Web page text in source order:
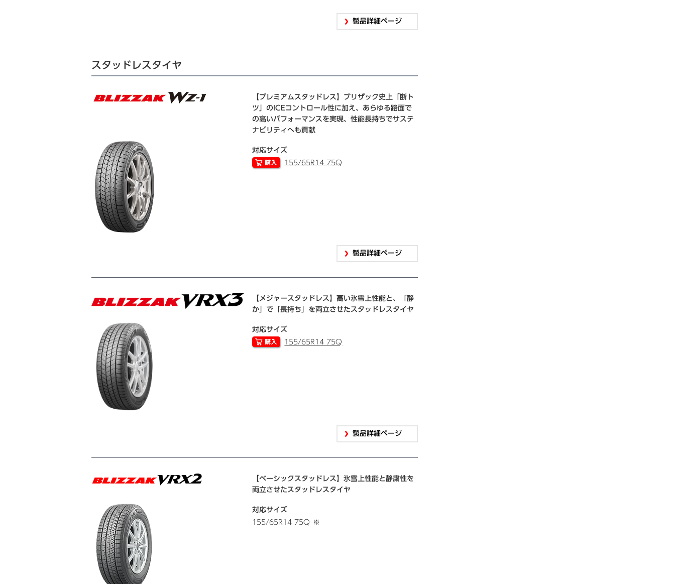
製品詳細ページ
スタッドレスタイヤ
【プレミアムスタッドレス】ブリザック史上「断ト
ツ」のICEコントロール性に加え、あらゆる路面で
の高いパフォーマンスを実現、性能長持ちでサステ
ナビリティへも貢献
対応サイズ
155/65R14 75Q
製品詳細ページ
【メジャースタッドレス】高い氷雪上性能と、「静
か」で「長持ち」を両立させたスタッドレスタイヤ
対応サイズ
155/65R14 75Q
製品詳細ページ
【ベーシックスタッドレス】氷雪上性能と静粛性を
両立させたスタッドレスタイヤ
対応サイズ
155/65R14 75Q
※